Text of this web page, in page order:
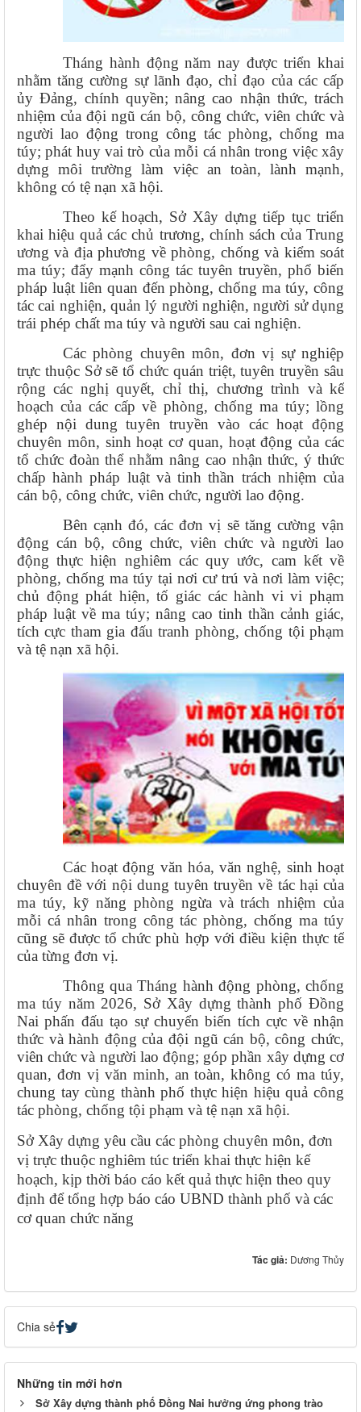
Tháng hành động năm nay được triển khai
nhằm tăng cường sự lãnh đạo, chỉ đạo của các cấp
ủy Đảng, chính quyền; nâng cao nhận thức, trách
nhiệm của đội ngũ cán bộ, công chức, viên chức và
người lao động trong công tác phòng, chống ma
túy; phát huy vai trò của mỗi cá nhân trong việc xây
dựng môi trường làm việc an toàn, lành mạnh,
không có tệ nạn xã hội.
Theo kế hoạch, Sở Xây dựng tiếp tục triển
khai hiệu quả các chủ trương, chính sách của Trung
ương và địa phương về phòng, chống và kiểm soát
ma túy; đẩy mạnh công tác tuyên truyền, phổ biến
pháp luật liên quan đến phòng, chống ma túy, công
tác cai nghiện, quản lý người nghiện, người sử dụng
trái phép chất ma túy và người sau cai nghiện.
Các phòng chuyên môn, đơn vị sự nghiệp
trực thuộc Sở sẽ tổ chức quán triệt, tuyên truyền sâu
rộng các nghị quyết, chỉ thị, chương trình và kế
hoạch của các cấp về phòng, chống ma túy; lồng
ghép nội dung tuyên truyền vào các hoạt động
chuyên môn, sinh hoạt cơ quan, hoạt động của các
tổ chức đoàn thể nhằm nâng cao nhận thức, ý thức
chấp hành pháp luật và tinh thần trách nhiệm của
cán bộ, công chức, viên chức, người lao động.
Bên cạnh đó, các đơn vị sẽ tăng cường vận
động cán bộ, công chức, viên chức và người lao
động thực hiện nghiêm các quy ước, cam kết về
phòng, chống ma túy tại nơi cư trú và nơi làm việc;
chủ động phát hiện, tố giác các hành vi vi phạm
pháp luật về ma túy; nâng cao tinh thần cảnh giác,
tích cực tham gia đấu tranh phòng, chống tội phạm
và tệ nạn xã hội.
Các hoạt động văn hóa, văn nghệ, sinh hoạt
chuyên đề với nội dung tuyên truyền về tác hại của
ma túy, kỹ năng phòng ngừa và trách nhiệm của
mỗi cá nhân trong công tác phòng, chống ma túy
cũng sẽ được tổ chức phù hợp với điều kiện thực tế
của từng đơn vị.
Thông qua Tháng hành động phòng, chống
ma túy năm 2026, Sở Xây dựng thành phố Đồng
Nai phấn đấu tạo sự chuyển biến tích cực về nhận
thức và hành động của đội ngũ cán bộ, công chức,
viên chức và người lao động; góp phần xây dựng cơ
quan, đơn vị văn minh, an toàn, không có ma túy,
chung tay cùng thành phố thực hiện hiệu quả công
tác phòng, chống tội phạm và tệ nạn xã hội.
Sở Xây dựng yêu cầu các phòng chuyên môn, đơn
vị trực thuộc nghiêm túc triển khai thực hiện kế
hoạch, kịp thời báo cáo kết quả thực hiện theo quy
định để tổng hợp báo cáo UBND thành phố và các
cơ quan chức năng
Tác giả: Dương Thủy
Chia sẻ
Những tin mới hơn
Sở Xây dựng thành phố Đồng Nai hưởng ứng phong trào